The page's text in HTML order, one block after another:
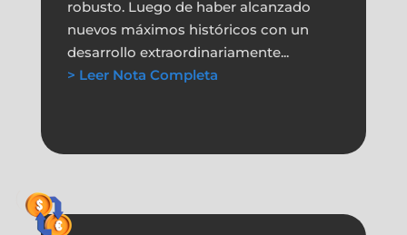
robusto. Luego de haber alcanzado
nuevos máximos históricos con un
desarrollo extraordinariamente...
> Leer Nota Completa